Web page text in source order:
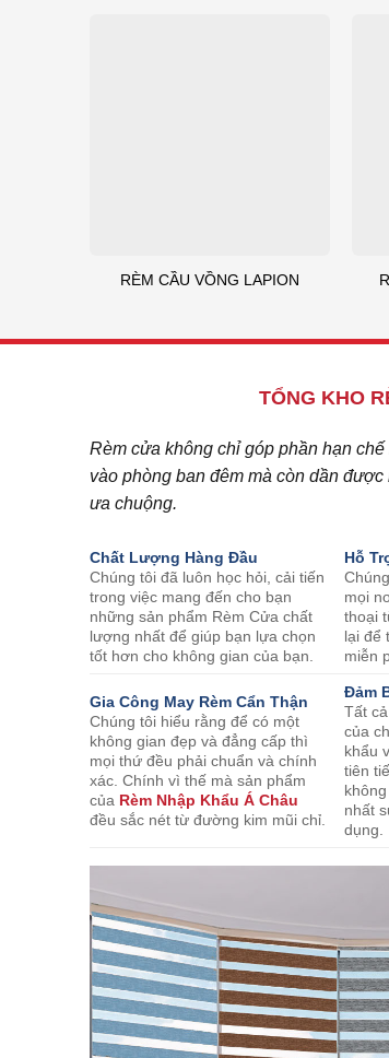
RÈM CẦU VỒNG LAPION
TỔNG KHO
Rèm cửa không chỉ góp phần hạn
vào phòng ban đêm mà còn dần
ưa chuộng.
Chất Lượng Hàng Đầu
Chúng tôi đã luôn học hỏi, cải tiến
trong việc mang đến cho bạn
những sản phẩm Rèm Cửa chất
lượng nhất để giúp bạn lựa chọn
tốt hơn cho không gian của bạn.
Hỗ
mọi
thoại
lại để
miễn
Gia Công May Rèm Cẩn Thận
Chúng tôi hiểu rằng để có một
không gian đẹp và đẳng cấp thì
mọi thứ đều phải chuẩn và chính
xác. Chính vì thế mà sản phẩm
của Rèm Nhập Khẩu Á Châu
đều sắc nét từ đường kim mũi chỉ.
Đảm
Tất
của
khẩu
tiên
nhất
dụng.